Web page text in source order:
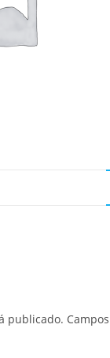
publicado.